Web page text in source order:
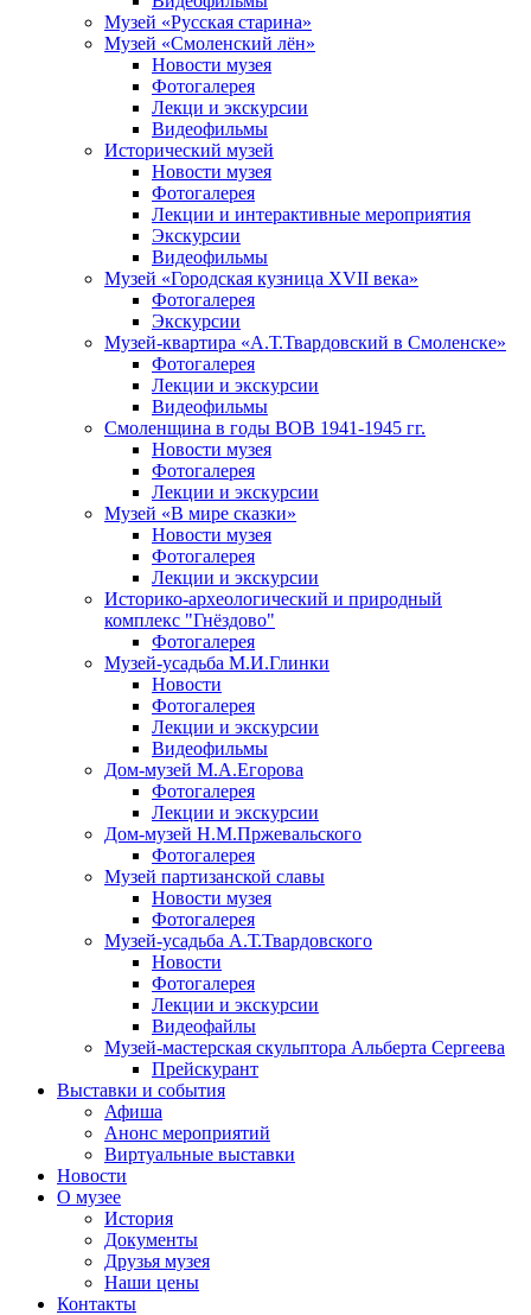
Музей «Русская старина»
Музей «Смоленский лён»
Новости музея
Фотогалерея
Лекци и экскурсии
Видеофильмы
Исторический музей
Новости музея
Фотогалерея
Лекции и интерактивные мероприятия
Экскурсии
Видеофильмы
Музей «Городская кузница XVII века»
Фотогалерея
Экскурсии
Музей-квартира «А.Т.Твардовский в Смоленске»
Фотогалерея
Лекции и экскурсии
Видеофильмы
Смоленщина в годы ВОВ 1941-1945 гг.
Новости музея
Фотогалерея
Лекции и экскурсии
Музей «В мире сказки»
Новости музея
Фотогалерея
Лекции и экскурсии
Историко-археологический и природный
комплекс "Гнёздово"
Фотогалерея
Музей-усадьба М.И.Глинки
Новости
Фотогалерея
Лекции и экскурсии
Видеофильмы
Дом-музей М.А.Егорова
Фотогалерея
Лекции и экскурсии
Дом-музей Н.М.Пржевальского
Фотогалерея
Музей партизанской славы
Новости музея
Фотогалерея
Музей-усадьба А.Т.Твардовского
Новости
Фотогалерея
Лекции и экскурсии
Видеофайлы
Музей-мастерская скульптора Альберта Сергеева
Прейскурант
Выставки и события
Афиша
Анонс мероприятий
Виртуальные выставки
Новости
О музее
История
Документы
Друзья музея
Наши цены
Контакты